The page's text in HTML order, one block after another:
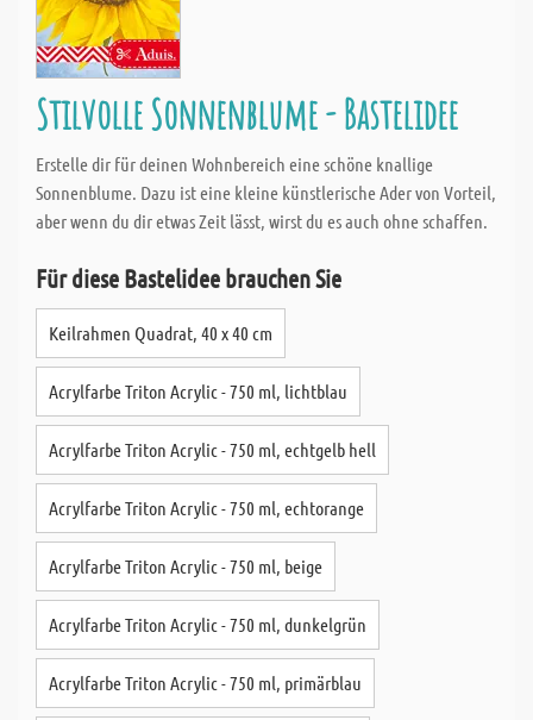
Stilvolle Sonnenblume - Bastelidee
Erstelle dir für deinen Wohnbereich eine schöne knallige
Sonnenblume. Dazu ist eine kleine künstlerische Ader von Vorteil,
aber wenn du dir etwas Zeit lässt, wirst du es auch ohne schaffen.
Für diese Bastelidee brauchen Sie
Keilrahmen Quadrat, 40 x 40 cm
Acrylfarbe Triton Acrylic - 750 ml, lichtblau
Acrylfarbe Triton Acrylic - 750 ml, echtgelb hell
Acrylfarbe Triton Acrylic - 750 ml, echtorange
Acrylfarbe Triton Acrylic - 750 ml, beige
Acrylfarbe Triton Acrylic - 750 ml, dunkelgrün
Acrylfarbe Triton Acrylic - 750 ml, primärblau